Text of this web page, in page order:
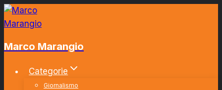
Salta
al
Marco Marangio
Categorie
Giornalismo